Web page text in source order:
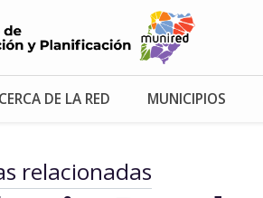
DE LA RED MUNICIPIOS
relacionadas